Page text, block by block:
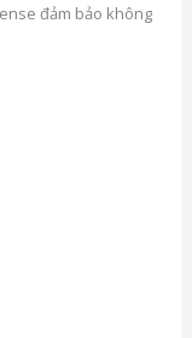
đảm bảo không